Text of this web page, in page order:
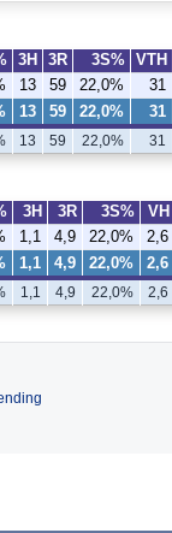
3H 3R 3S% VTH
13 59 22,0% 31
13 59 22,0% 31
13 59 22,0% 31
3H 3R 3S% VH
1,1 4,9 22,0% 2,6
1,1 4,9 22,0% 2,6
1,1 4,9 22,0% 2,6